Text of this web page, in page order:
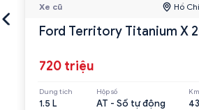
Xe cũ Hồ
Ford Territory Titanium X
720 triệu
Dung tích
1.5 L
Hộp số
AT - Số tự động